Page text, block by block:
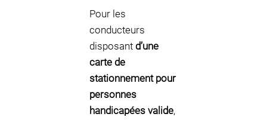
Pour les
conducteurs
disposant d’une
carte de
stationnement pour
personnes
handicapées valide,